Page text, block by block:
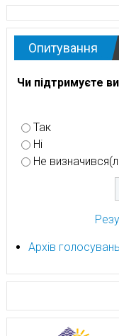
Опитування
Чи підтримуєте
Так
Ні
Не
Архів голосувань